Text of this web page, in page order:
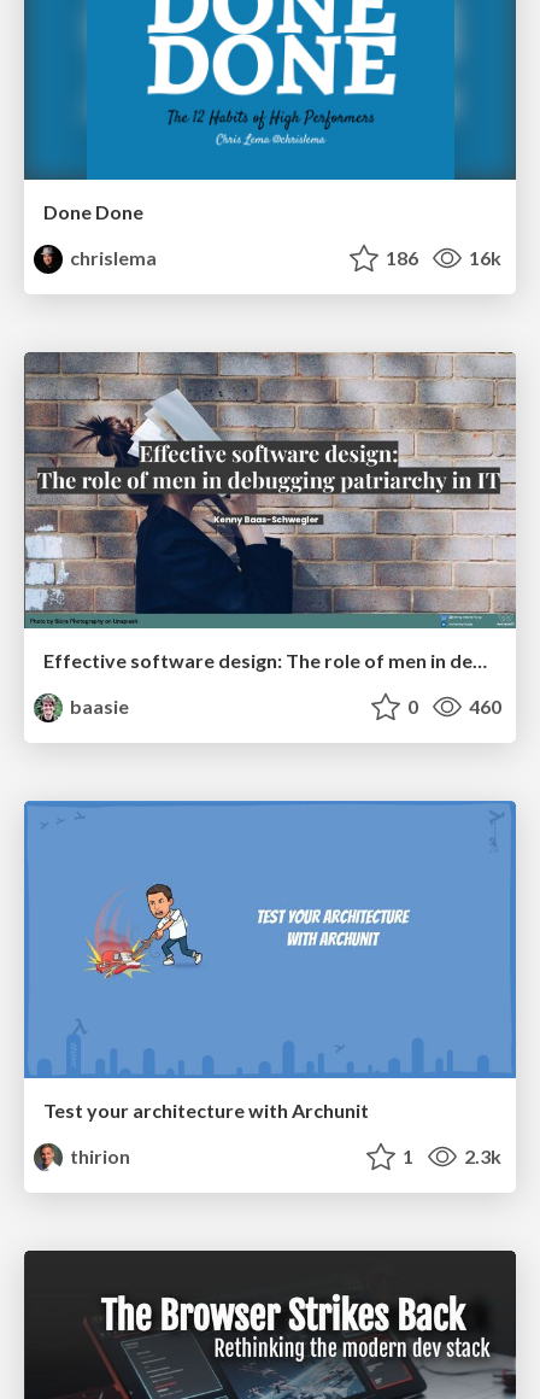
Done Done
chrislema
186 16k
Effective software design: The role of men in debugging patriarchy in IT @ Voxxed Days AMS
baasie
0 460
Test your architecture with Archunit
thirion
1 2.3k